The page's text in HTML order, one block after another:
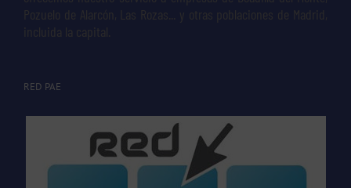
Pozuelo de Alarcón, Las Rozas... y otras poblaciones de Madrid,
incluida la capital.
RED PAE